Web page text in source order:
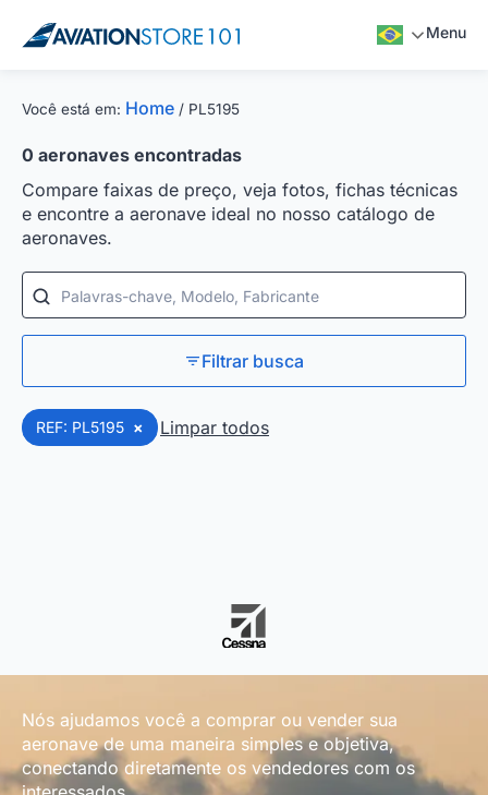
Menu
Você está em: Home / PL5195
0 aeronaves encontradas
Compare faixas de preço, veja fotos, fichas técnicas
e encontre a aeronave ideal no nosso catálogo de
aeronaves.
Palavras-chave, Modelo, Fabricante
Filtrar busca
REF: PL5195 × Limpar todos
Nós ajudamos você a comprar ou vender sua
aeronave de uma maneira simples e objetiva,
conectando diretamente os vendedores com os